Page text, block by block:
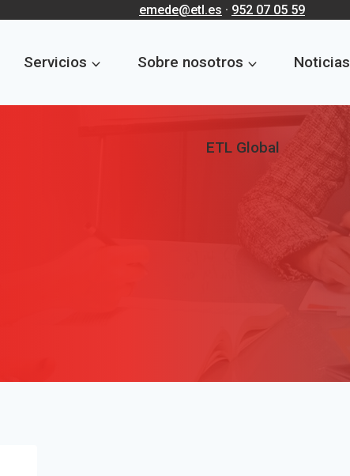
emede@etl.es · 952 07 05 59
Servicios Sobre nosotros Noticias
ETL Global